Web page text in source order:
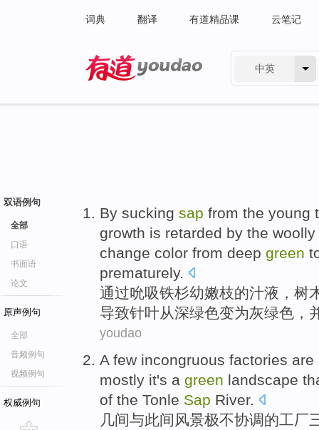
词典 翻译 有道精品课 云笔记
中英
双语例句
全部
口语
书面语
论文
原声例句
全部
音频例句
视频例句
权威例句
By sucking sap from the young
growth is retarded by the woolly
change color from deep green
prematurely.
通过吮吸铁杉幼嫩枝的汁液， 树
导致针叶从深绿色变为灰绿色 ，
youdao
A few incongruous factories are
mostly it's a green landscape
of the Tonle Sap River.
几间与此间 风景极不协调的工厂